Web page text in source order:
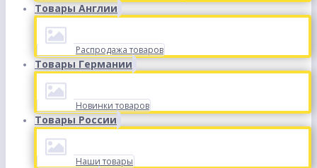
Товары Англии
Распродажа товаров
Товары Германии
Новинки товаров
Товары России
Наши товары